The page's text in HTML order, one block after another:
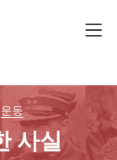
운동
사실